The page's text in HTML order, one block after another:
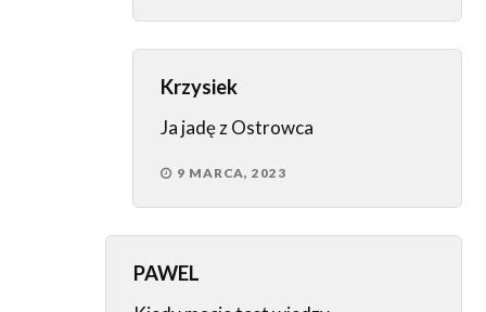
Krzysiek
Ja jadę z Ostrowca
9 MARCA, 2023
PAWEL